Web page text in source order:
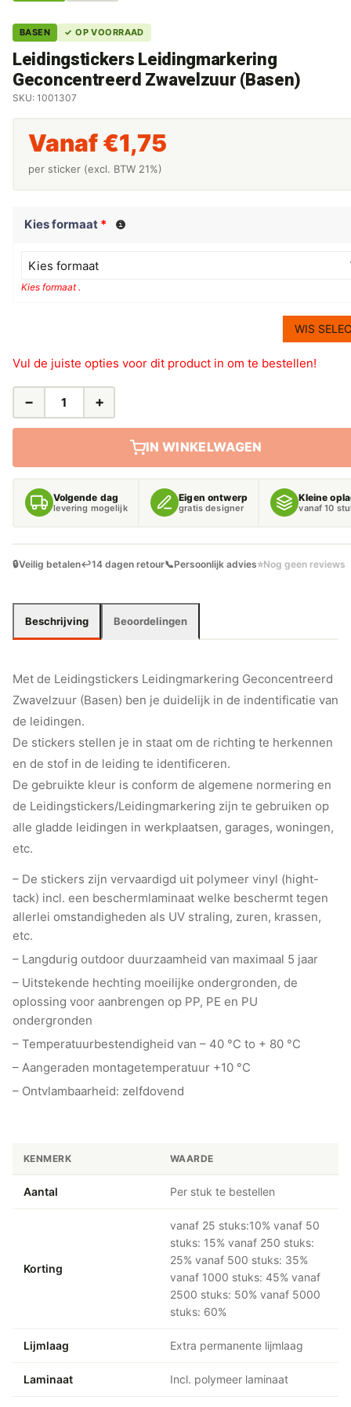
BASEN ✓ OP VOORRAAD
Leidingstickers Leidingmarkering
Geconcentreerd Zwavelzuur (Basen)
SKU: 1001307
Vanaf €1,75
per sticker (excl. BTW 21%)
Kies formaat *
Kies formaat
Kies formaat .
WIS
Vul de juiste opties voor dit product in om te bestellen!
LEIDINGSTICKERS
AANTAL
− +
IN WINKELWAGEN
Volgende dag
levering mogelijk
Eigen ontwerp
gratis designer
Kleine
vanaf 10
🔒Veilig betalen↩️14 dagen retour📞Persoonlijk advies⭐Nog geen reviews
Beschrijving Beoordelingen
Met de Leidingstickers Leidingmarkering Geconcentreerd
Zwavelzuur (Basen) ben je duidelijk in de indentificatie van
de leidingen.
De stickers stellen je in staat om de richting te herkennen
en de stof in de leiding te identificeren.
De gebruikte kleur is conform de algemene normering en
de Leidingstickers/Leidingmarkering zijn te gebruiken op
alle gladde leidingen in werkplaatsen, garages, woningen,
etc.
– De stickers zijn vervaardigd uit polymeer vinyl (hight-
tack) incl. een beschermlaminaat welke beschermt tegen
allerlei omstandigheden als UV straling, zuren, krassen,
etc.
– Langdurig outdoor duurzaamheid van maximaal 5 jaar
– Uitstekende hechting moeilijke ondergronden, de
oplossing voor aanbrengen op PP, PE en PU
ondergronden
– Temperatuurbestendigheid van – 40 °C to + 80 °C
– Aangeraden montagetemperatuur +10 °C
– Ontvlambaarheid: zelfdovend
KENMERK WAARDE
Aantal Per stuk te bestellen
Korting
vanaf 25 stuks:10% vanaf 50
stuks: 15% vanaf 250 stuks:
25% vanaf 500 stuks: 35%
vanaf 1000 stuks: 45% vanaf
2500 stuks: 50% vanaf 5000
stuks: 60%
Lijmlaag Extra permanente lijmlaag
Laminaat Incl. polymeer laminaat